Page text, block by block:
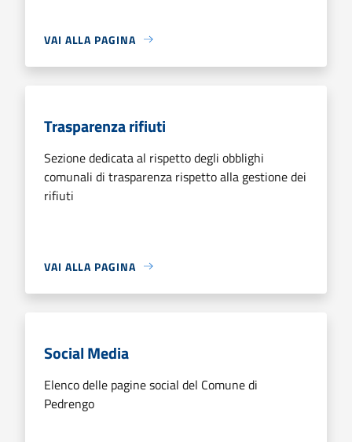
VAI ALLA PAGINA
Trasparenza rifiuti
Sezione dedicata al rispetto degli obblighi
comunali di trasparenza rispetto alla gestione dei
rifiuti
VAI ALLA PAGINA
Social Media
Elenco delle pagine social del Comune di
Pedrengo